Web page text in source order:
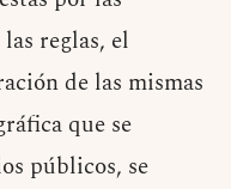
reglas, el
de las mismas
que se
públicos, se